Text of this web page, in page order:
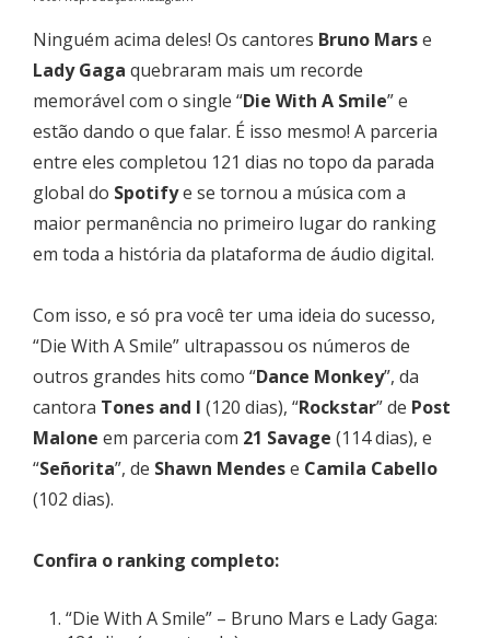
Ninguém acima deles! Os cantores Bruno Marse
Lady Gaga quebraram mais um recorde
memorável com o single “Die With A Smile” e
estão dando o que falar. É isso mesmo! A parceria
entre eles completou 121 dias no topo da parada
global do Spotifye se tornou a música com a
maior permanência no primeiro lugar do ranking
em toda a história da plataforma de áudio digital.
Com isso, e só pra você ter uma ideia do sucesso,
“Die With A Smile” ultrapassou os números de
outros grandes hits como “Dance Monkey”, da
cantora Tones and I (120 dias), “Rockstar” de Post
Malone em parceria com 21 Savage (114 dias), e
“Señorita”, de Shawn Mendese Camila Cabello
(102 dias).
Confira o ranking completo:
“Die With A Smile” – Bruno Mars e Lady Gaga: